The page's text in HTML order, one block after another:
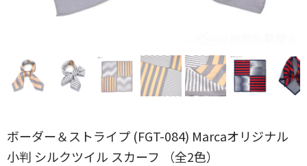
ボーダー＆ストライプ (FGT-084) Marcaオリジナル
小判 シルクツイル スカーフ （全2色）